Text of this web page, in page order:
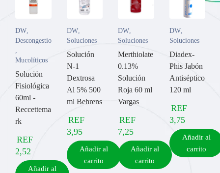
DW
Descongestionantes
Mucolíticos
Solución
Fisiológica
60ml -
Reccettema
rk
REF
2,52
Añadir al
DW,
Soluciones
Solución
N-1
Dextrosa
Al 5% 500
ml Behrens
REF
3,95
Añadir al
carrito
DW
Soluciones
Merthiolate
0.13%
Solución
Roja 60 ml
Vargas
REF
7,25
Añadir al
carrito
DW,
Soluciones
Diadex-
Phis Jabón
Antiséptico
120 ml
REF
3,75
Añadir al
carrito